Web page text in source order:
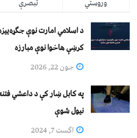
د اسلامي امارت نوې
کرښې هاخوا نوې مبارزه
جون 22, 2026
په کابل ښار کې د داعشي
نيول شوې
اگست 7, 2024